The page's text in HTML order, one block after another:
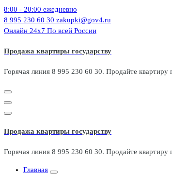
Перейти
к
содержимому
8:00 - 20:00 ежедневно
8 995 230 60 30 zakupki@gov4.ru
Онлайн 24x7 По всей России
Продажа квартиры государству
Горячая линия 8 995 230 60 30. Продайте квартиру
Продажа квартиры государству
Горячая линия 8 995 230 60 30. Продайте квартиру
Главная